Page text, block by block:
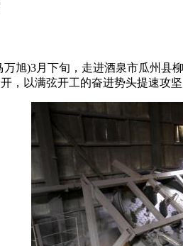
)3月下旬，走进酒泉市瓜州县
，以满弦开工的奋进势头提速攻